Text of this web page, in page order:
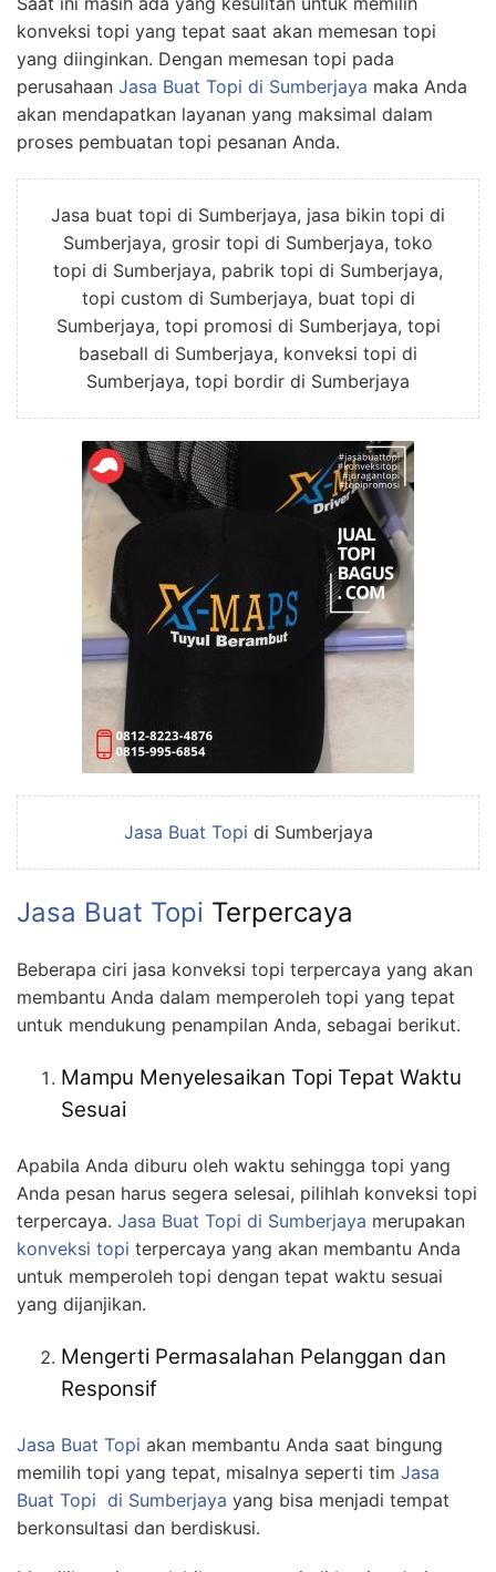
konveksi topi yang tepat saat akan memesan topi
yang diinginkan. Dengan memesan topi pada
perusahaan Jasa Buat Topi di Sumberjaya maka Anda
akan mendapatkan layanan yang maksimal dalam
proses pembuatan topi pesanan Anda.
Jasa buat topi di Sumberjaya, jasa bikin topi di
Sumberjaya, grosir topi di Sumberjaya, toko
topi di Sumberjaya, pabrik topi di Sumberjaya,
topi custom di Sumberjaya, buat topi di
Sumberjaya, topi promosi di Sumberjaya, topi
baseball di Sumberjaya, konveksi topi di
Sumberjaya, topi bordir di Sumberjaya
Jasa Buat Topi di Sumberjaya
Jasa Buat Topi Terpercaya
Beberapa ciri jasa konveksi topi terpercaya yang akan
membantu Anda dalam memperoleh topi yang tepat
untuk mendukung penampilan Anda, sebagai berikut.
Mampu Menyelesaikan Topi Tepat Waktu
Sesuai
Apabila Anda diburu oleh waktu sehingga topi yang
Anda pesan harus segera selesai, pilihlah konveksi topi
terpercaya. Jasa Buat Topi di Sumberjaya merupakan
konveksi topi terpercaya yang akan membantu Anda
untuk memperoleh topi dengan tepat waktu sesuai
yang dijanjikan.
Mengerti Permasalahan Pelanggan dan
Responsif
Jasa Buat Topi akan membantu Anda saat bingung
memilih topi yang tepat, misalnya seperti tim Jasa
Buat Topi di Sumberjaya yang bisa menjadi tempat
berkonsultasi dan berdiskusi.